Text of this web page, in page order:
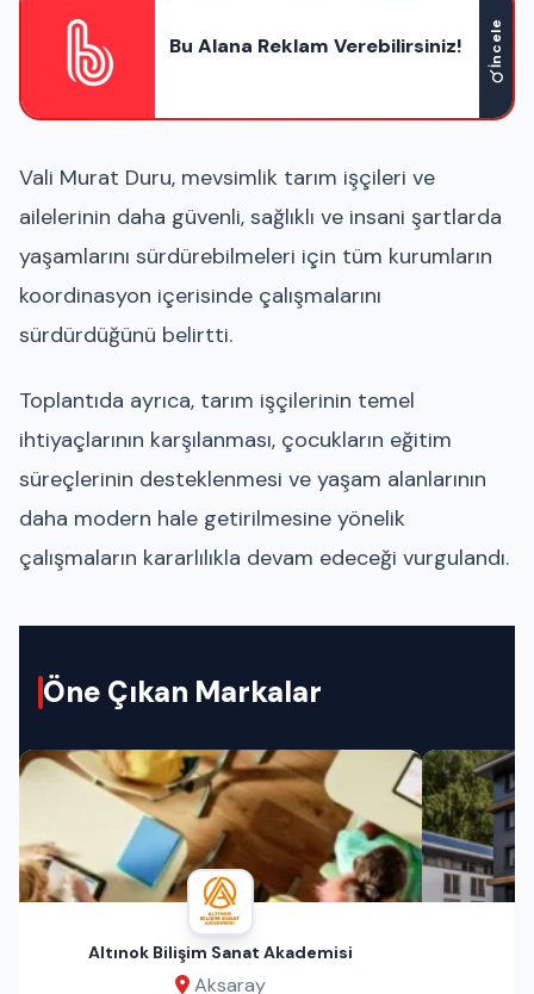
Bu Alana Reklam Verebilirsiniz! İncele
Vali Murat Duru, mevsimlik tarım işçileri ve
ailelerinin daha güvenli, sağlıklı ve insani şartlarda
yaşamlarını sürdürebilmeleri için tüm kurumların
koordinasyon içerisinde çalışmalarını
sürdürdüğünü belirtti.
Toplantıda ayrıca, tarım işçilerinin temel
ihtiyaçlarının karşılanması, çocukların eğitim
süreçlerinin desteklenmesi ve yaşam alanlarının
daha modern hale getirilmesine yönelik
çalışmaların kararlılıkla devam edeceği vurgulandı.
Öne Çıkan Markalar
Altınok Bilişim Sanat Akademisi
Aksaray